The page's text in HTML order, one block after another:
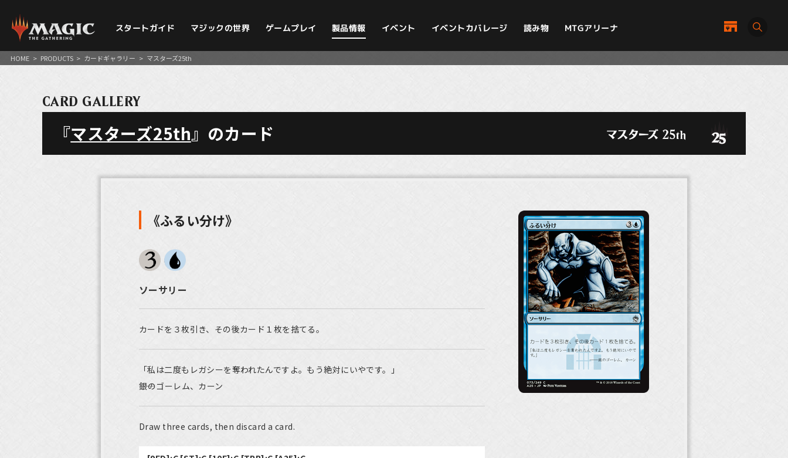
スタートガイド マジックの世界 ゲームプレイ 製品情報 イベント イベントカバレージ 読み物 MTGアリーナ
HOME > PRODUCTS > カードギャラリー > マスターズ25th
CARD GALLERY
『マスターズ25th』のカード
《ふるい分け》
ソーサリー
カードを３枚引き、その後カード１枚を捨てる。
「私は二度もレガシーを奪われたんですよ。もう絶対にいやです。」
――銀のゴーレム、カーン
Draw three cards, then discard a card.